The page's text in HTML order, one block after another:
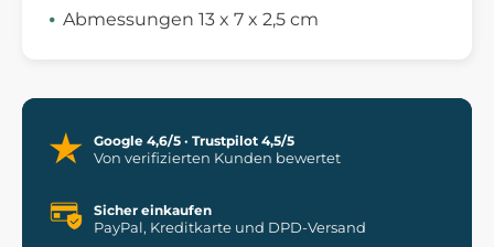
Abmessungen 13 x 7 x 2,5 cm
Google 4,6/5 · Trustpilot 4,5/5
Von verifizierten Kunden bewertet
Sicher einkaufen
PayPal, Kreditkarte und DPD-Versand